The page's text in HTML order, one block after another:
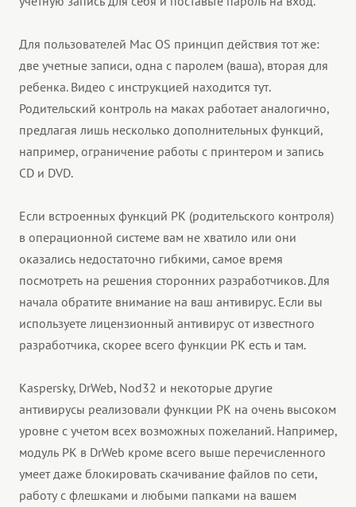
Для пользователей Mac OS принцип действия тот же:
две учетные записи, одна с паролем (ваша), вторая для
ребенка. Видео с инструкцией находится тут.
Родительский контроль на маках работает аналогично,
предлагая лишь несколько дополнительных функций,
например, ограничение работы с принтером и запись
CD и DVD.
Если встроенных функций РК (родительского контроля)
в операционной системе вам не хватило или они
оказались недостаточно гибкими, самое время
посмотреть на решения сторонних разработчиков. Для
начала обратите внимание на ваш антивирус. Если вы
используете лицензионный антивирус от известного
разработчика, скорее всего функции РК есть и там.
Kaspersky, DrWeb, Nod32 и некоторые другие
антивирусы реализовали функции РК на очень высоком
уровне с учетом всех возможных пожеланий. Например,
модуль РК в DrWeb кроме всего выше перечисленного
умеет даже блокировать скачивание файлов по сети,
работу с флешками и любыми папками на вашем